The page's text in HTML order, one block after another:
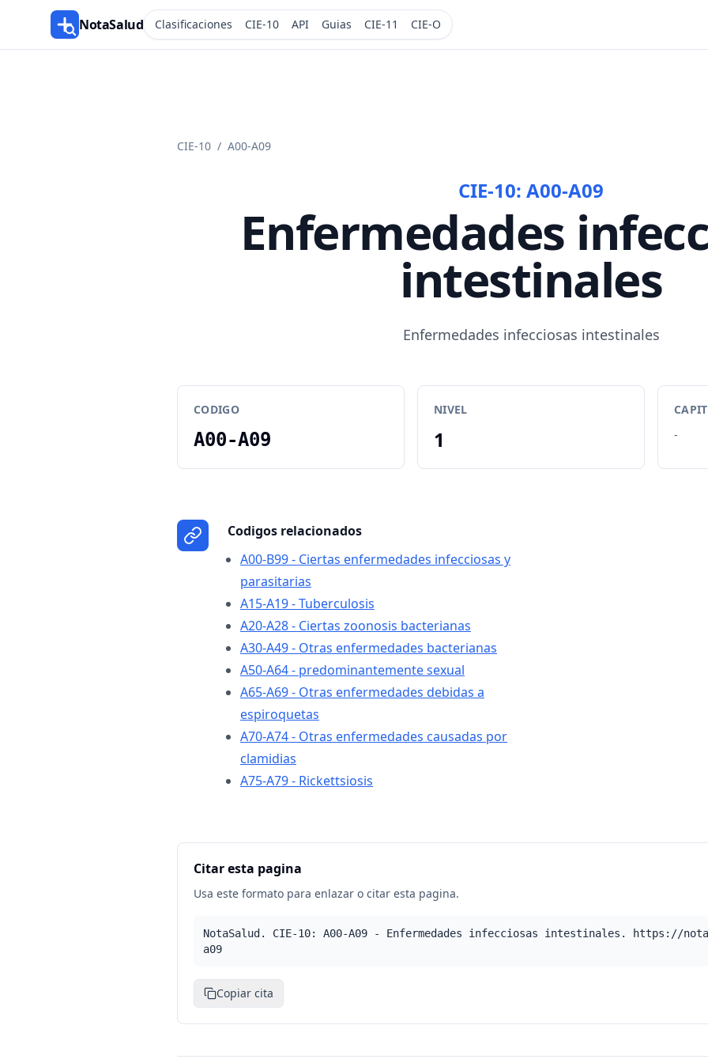
NotaSalud Clasificaciones CIE-10 API Guias CIE-11 CIE-O
CIE-10 / A00-A09
CIE-10: A00-A09
Enfermedades
intestinales
Enfermedades infecciosas intestinales
CODIGO
A00-A09
NIVEL
1
-
Codigos relacionados
A00-B99 - Ciertas enfermedades infecciosas y
parasitarias
A15-A19 - Tuberculosis
A20-A28 - Ciertas zoonosis bacterianas
A30-A49 - Otras enfermedades bacterianas
A50-A64 - predominantemente sexual
A65-A69 - Otras enfermedades debidas a
espiroquetas
A70-A74 - Otras enfermedades causadas por
clamidias
A75-A79 - Rickettsiosis
Citar esta pagina
Usa este formato para enlazar o citar esta pagina.
NotaSalud. CIE-10: A00-A09 - Enfermedades infecciosas intestinales. https://
a09
Copiar cita